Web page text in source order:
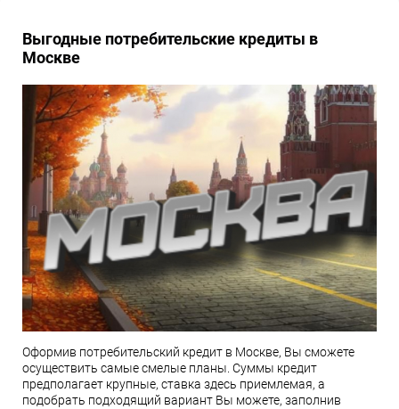
Выгодные потребительские кредиты в
Москве
Оформив потребительский кредит в Москве, Вы сможете
осуществить самые смелые планы. Суммы кредит
предполагает крупные, ставка здесь приемлемая, а
подобрать подходящий вариант Вы можете, заполнив